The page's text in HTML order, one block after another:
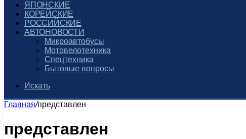
ЯПОНСКИЕ
КОРЕЙСКИЕ
РОССИЙСКИЕ
АВТОНОВОСТИ
Микроавтобусы
Мотовелотехника
Спецтехника
Бытовые вопросы
Искать
Главная/представлен
представлен